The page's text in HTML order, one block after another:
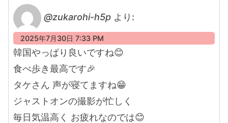
@zukarohi-h5p より:
2025年7月30日 7:33 PM
韓国やっぱり良いですね😊
食べ歩き最高です🎉
タケさん 声が寝てますね😁
ジャストオンの撮影が忙しく
毎日気温高く お疲れなのでは😊